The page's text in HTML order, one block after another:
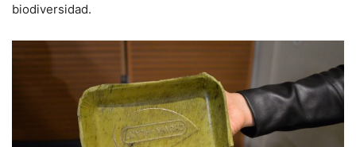
biodiversidad.